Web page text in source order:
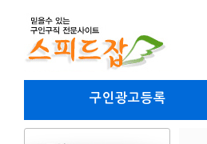
구인광고등록